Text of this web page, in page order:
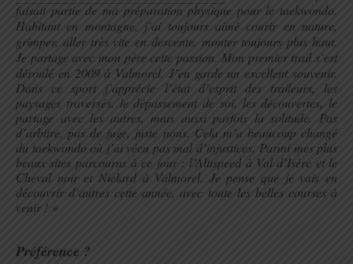
faisait partie de ma préparation physique pour le taekwondo.
Habitant en montagne, j’ai toujours aimé courir en nature,
grimper, aller très vite en descente. monter toujours plus haut.
Je partage avec mon père cette passion. Mon premier trail s’est
déroulé en 2009 à Valmorel. J’en garde un excellent souvenir.
Dans ce sport j’apprécie l’état d’esprit des traileurs, les
paysages traversés, le dépassement de soi, les découvertes, le
partage avec les autres, mais aussi parfois la solitude. Pas
d’arbitre, pas de juge, juste nous. Cela m’a beaucoup changé
du taekwondo où j’ai vécu pas mal d’injustices. Parmi mes plus
beaux sites parcourus à ce jour : l’Altispeed à Val d’Isère et le
Cheval noir et Nielard à Valmorel. Je pense que je vais en
découvrir d’autres cette année, avec toute les belles courses à
venir ! »
Préférence ?